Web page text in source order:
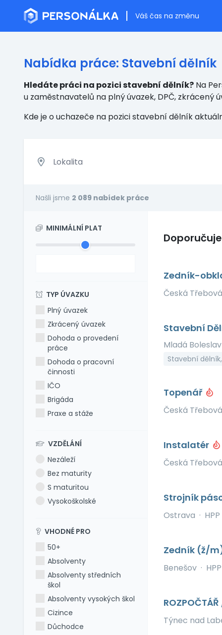
Váš čas na změnu
Nabídka práce: Stavební dělník
Hledáte práci na pozici stavební dělník? Na
u zaměstnavatelů na plný úvazek, DPČ,
Kde je o uchazeče na pozici stavební dělník
Našli jsme 2 089 nabídek práce
MINIMÁLNÍ PLAT
TYP ÚVAZKU
Plný úvazek
Zkrácený úvazek
Dohoda o provedení
práce
Dohoda o pracovní
činnosti
IČO
Brigáda
Praxe a stáže
VZDĚLÁNÍ
Nezáleží
Bez maturity
S maturitou
Vysokoškolské
VHODNÉ PRO
50+
Absolventy
Absolventy středních
škol
Absolventy vysokých škol
Cizince
Důchodce
Zedník-
Česká Třebová
Stavební
Mladá Boleslav
Stavební
Topenář
Česká Třebová
Instalatér
Česká Třebová
Strojník
Ostrava · HPP
Zedník (ž/
Benešov · HPP
Týnec nad